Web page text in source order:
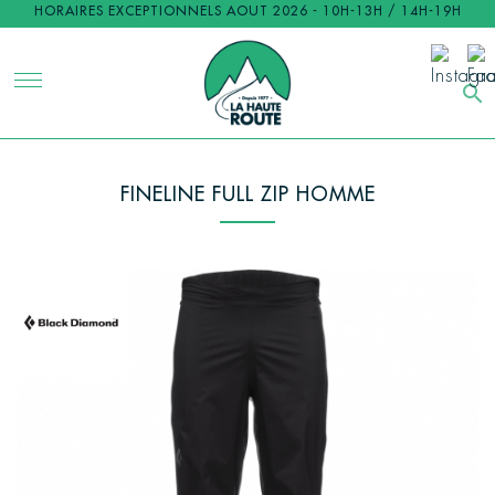
HORAIRES EXCEPTIONNELS AOUT 2026 - 10H-13H / 14H-19H
search
FINELINE FULL ZIP HOMME